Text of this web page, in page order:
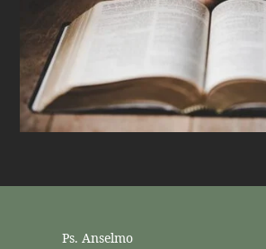
Ps. Anselmo